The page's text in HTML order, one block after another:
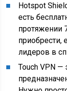
Hotspot
есть
протяжении
приобрести,
лидеров в
Touch VPN —